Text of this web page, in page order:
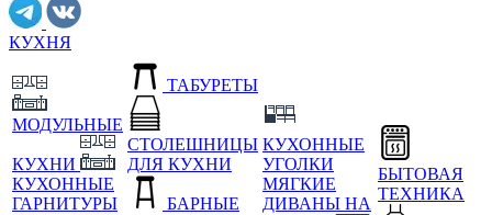
КУХНЯ
МОДУЛЬНЫЕ
КУХНИ
КУХОННЫЕ
ГАРНИТУРЫ
ТАБУРЕТЫ
СТОЛЕШНИЦЫ
ДЛЯ КУХНИ
БАРНЫЕ
КУХОННЫЕ
УГОЛКИ
МЯГКИЕ
ДИВАНЫ НА
БЫТОВАЯ
ТЕХНИКА